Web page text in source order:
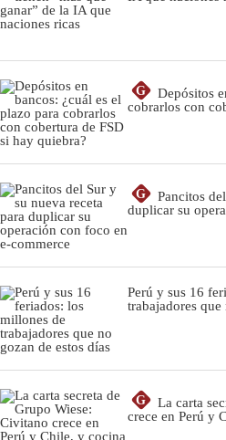
G
Depósitos
cobrarlos con
G
Pancitos
duplicar su
Perú y sus 16
trabajadores que
G
La carta
crece en Perú y